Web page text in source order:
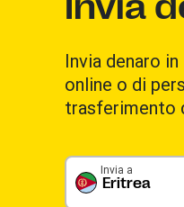
Invia denaro
online o di
trasferimento
Eritrea
Invia a